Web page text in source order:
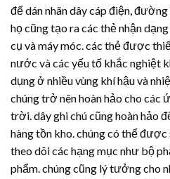
để dán nhãn dây cáp điện,
họ cũng tạo ra các thẻ nhận
cụ và máy móc. các thẻ được
nước và các yếu tố khắc nghiệt
dụng ở nhiều vùng khí hậu và
chúng trở nên hoàn hảo cho các
trời. dây ghi chú cũng hoàn hảo
hàng tồn kho. chúng có thể
theo dõi các hạng mục như bộ
phẩm. chúng cũng lý tưởng cho